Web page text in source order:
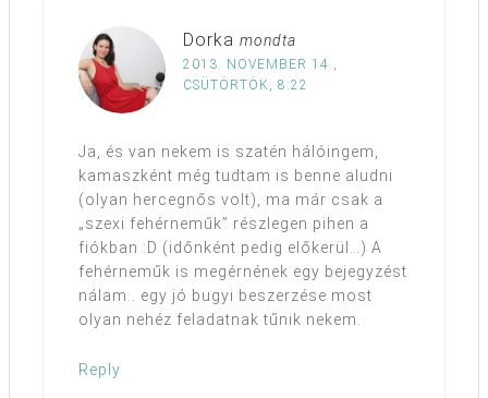
Dorka mondta
2013. NOVEMBER 14.,
CSÜTÖRTÖK, 8:22
Ja, és van nekem is szatén hálóingem,
kamaszként még tudtam is benne aludni
(olyan hercegnős volt), ma már csak a
„szexi fehérneműk” részlegen pihen a
fiókban :D (időnként pedig előkerül…) A
fehérneműk is megérnének egy bejegyzést
nálam.. egy jó bugyi beszerzése most
olyan nehéz feladatnak tűnik nekem.
Reply